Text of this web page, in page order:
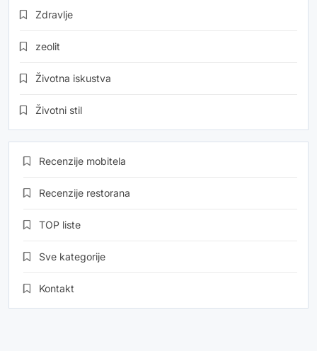
Zdravlje
zeolit
Životna iskustva
Životni stil
Recenzije mobitela
Recenzije restorana
TOP liste
Sve kategorije
Kontakt